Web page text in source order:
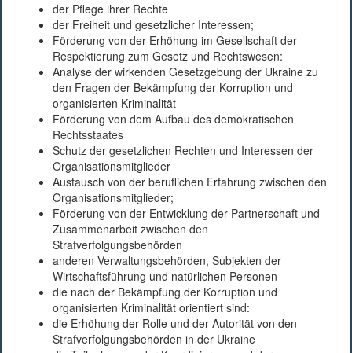
der Pflege ihrer Rechte
der Freiheit und gesetzlicher Interessen;
Förderung von der Erhöhung im Gesellschaft der
Respektierung zum Gesetz und Rechtswesen:
Analyse der wirkenden Gesetzgebung der Ukraine zu
den Fragen der Bekämpfung der Korruption und
organisierten Kriminalität
Förderung von dem Aufbau des demokratischen
Rechtsstaates
Schutz der gesetzlichen Rechten und Interessen der
Organisationsmitglieder
Austausch von der beruflichen Erfahrung zwischen den
Organisationsmitglieder;
Förderung von der Entwicklung der Partnerschaft und
Zusammenarbeit zwischen den
Strafverfolgungsbehörden
anderen Verwaltungsbehörden, Subjekten der
Wirtschaftsführung und natürlichen Personen
die nach der Bekämpfung der Korruption und
organisierten Kriminalität orientiert sind:
die Erhöhung der Rolle und der Autorität von den
Strafverfolgungsbehörden in der Ukraine